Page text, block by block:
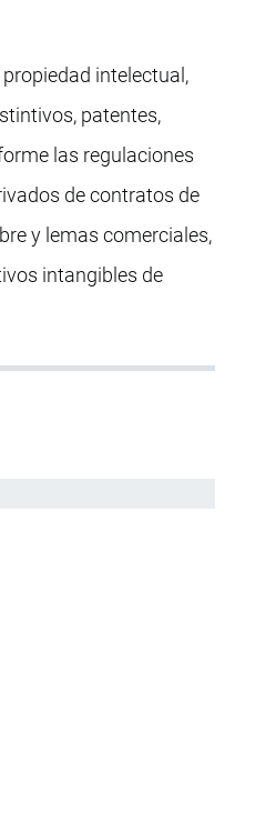
intelectual,
patentes,
las regulaciones
de contratos de
y lemas comerciales,
intangibles de